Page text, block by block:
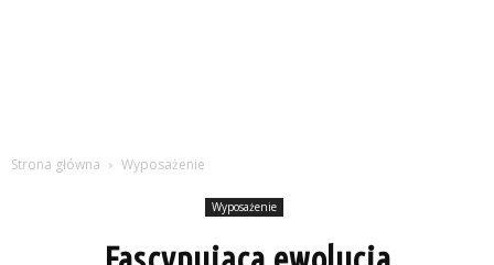
Strona główna Wyposażenie
Wyposażenie